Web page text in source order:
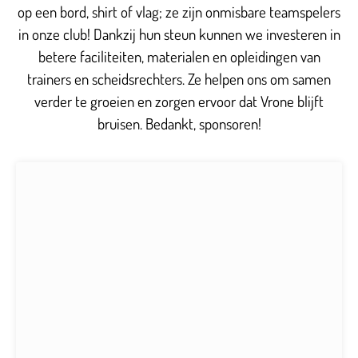
op een bord, shirt of vlag; ze zijn onmisbare teamspelers
in onze club! Dankzij hun steun kunnen we investeren in
betere faciliteiten, materialen en opleidingen van
trainers en scheidsrechters. Ze helpen ons om samen
verder te groeien en zorgen ervoor dat Vrone blijft
bruisen. Bedankt, sponsoren!